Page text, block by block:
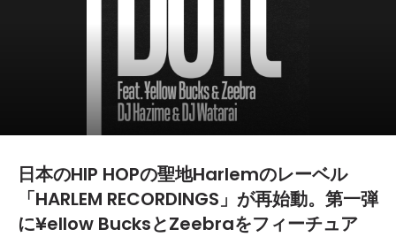
日本のHIP HOPの聖地Harlemのレーベル
「HARLEM RECORDINGS」が再始動。第一弾
に¥ellow BucksとZeebraをフィーチュア